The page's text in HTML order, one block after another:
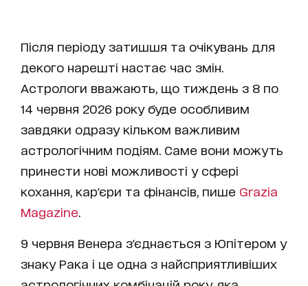
Після періоду затишшя та очікувань для
декого нарешті настає час змін.
Астрологи вважають, що тиждень з 8 по
14 червня 2026 року буде особливим
завдяки одразу кільком важливим
астрологічним подіям. Саме вони можуть
принести нові можливості у сфері
кохання, кар'єри та фінансів, пише Grazia
Magazine
9 червня Венера з'єднається з Юпітером у
знаку Рака і це одна з найсприятливіших